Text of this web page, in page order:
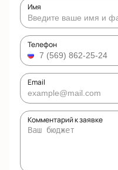
Имя
Телефон
Email
Комментарий к заявке